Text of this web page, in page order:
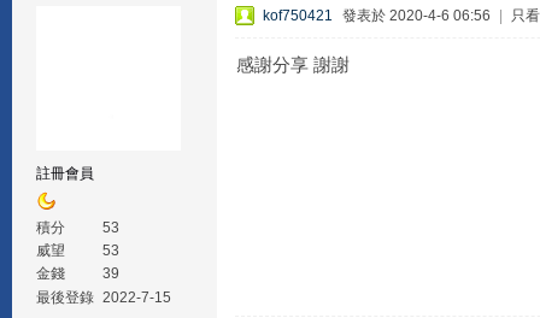
註冊會員
積分
53
威望
53
金錢
39
最後登錄 2022-7-15
kof750421 發表於 2020-4-6 06:56 只
感謝分享 謝謝